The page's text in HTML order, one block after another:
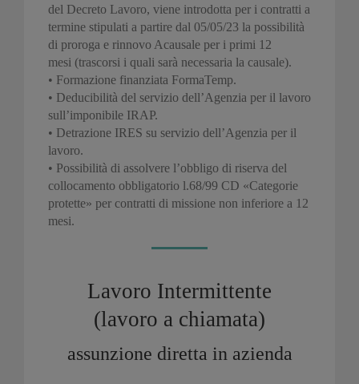
del Decreto Lavoro, viene introdotta per i contratti a
termine stipulati a partire dal 05/05/23 la possibilità
di proroga e rinnovo Acausale per i primi 12
mesi (trascorsi i quali sarà necessaria la causale).
• Formazione finanziata FormaTemp.
• Deducibilità del servizio dell’Agenzia per il lavoro
sull’imponibile IRAP.
• Detrazione IRES su servizio dell’Agenzia per il
lavoro.
• Possibilità di assolvere l’obbligo di riserva del
collocamento obbligatorio l.68/99 CD «Categorie
protette» per contratti di missione non inferiore a 12
mesi.
Lavoro Intermittente
(lavoro a chiamata)
assunzione diretta in azienda